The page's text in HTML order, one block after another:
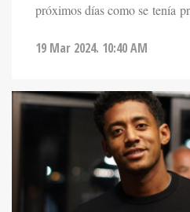
próximos días como se tenía
19 Mar 2024. 10:40 AM